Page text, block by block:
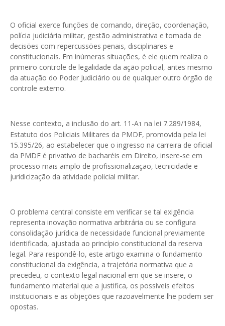
O oficial exerce funções de comando, direção, coordenação,
polícia judiciária militar, gestão administrativa e tomada de
decisões com repercussões penais, disciplinares e
constitucionais. Em inúmeras situações, é ele quem realiza o
primeiro controle de legalidade da ação policial, antes mesmo
da atuação do Poder Judiciário ou de qualquer outro órgão de
controle externo.
Nesse contexto, a inclusão do art. 11-A1 na lei 7.289/1984,
Estatuto dos Policiais Militares da PMDF, promovida pela lei
15.395/26, ao estabelecer que o ingresso na carreira de oficial
da PMDF é privativo de bacharéis em Direito, insere-se em
processo mais amplo de profissionalização, tecnicidade e
juridicização da atividade policial militar.
O problema central consiste em verificar se tal exigência
representa inovação normativa arbitrária ou se configura
consolidação jurídica de necessidade funcional previamente
identificada, ajustada ao princípio constitucional da reserva
legal. Para respondê-lo, este artigo examina o fundamento
constitucional da exigência, a trajetória normativa que a
precedeu, o contexto legal nacional em que se insere, o
fundamento material que a justifica, os possíveis efeitos
institucionais e as objeções que razoavelmente lhe podem ser
opostas.